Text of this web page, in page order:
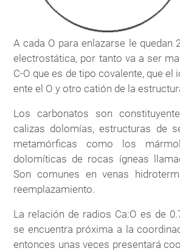
A cada O para enlazarse le quedan
electrostática, por tanto va a ser
C-O que es de tipo covalente, que el
ente el O y otro catión de la
Los carbonatos son
calizas dolomías, estructuras de
metamórficas como los
dolomíticas de rocas ígneas
Son comunes en venas
reemplazamiento.
La relación de radios Ca:O es de
se encuentra próxima a la
entonces unas veces presentará